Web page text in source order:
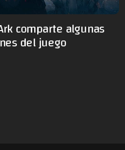
comparte algunas
del juego